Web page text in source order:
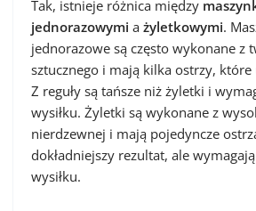
Tak, istnieje różnica między
jednorazowymi a żyletkowymi.
jednorazowe są często wykonane z
sztucznego i mają kilka ostrzy, które
Z reguły są tańsze niż żyletki i
wysiłku. Żyletki są wykonane z
nierdzewnej i mają pojedyncze
dokładniejszy rezultat, ale
wysiłku.